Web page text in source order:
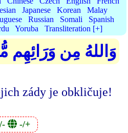
Japanese Korean
Malay
Russian Somali
Spanish
Yoruba Transliteration [+]
وَاللهُ مِن وَرَائِهِم
zády je obkličuje!
-/+